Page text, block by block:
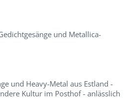
und Metallica-
und Heavy-Metal aus Estland -
Kultur im Posthof - anlässlich